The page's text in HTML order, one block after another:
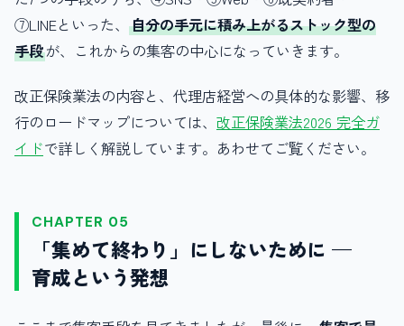
⑦LINEといった、 自分の手元に積み上がるストック型の
手段が、これからの集客の中心になっていきます。
改正保険業法の内容と、代理店経営への具体的な影響、移
行のロードマップについては、 改正保険業法2026 完全ガ
イドで詳しく解説しています。あわせてご覧ください。
CHAPTER 05
「集めて終わり」にしないために —
育成という発想